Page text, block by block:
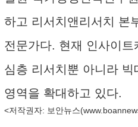
하고 리서치앤리서치 본
전문가다. 현재 인사이
심층 리서치뿐 아니라 빅
영역을 확대하고 있다.
<저작권자: 보안뉴스(